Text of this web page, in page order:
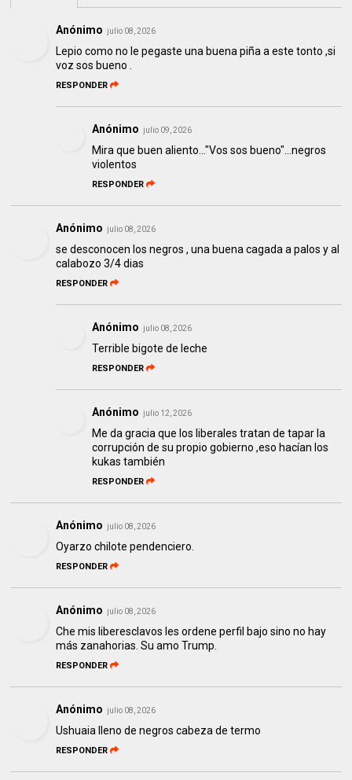
Anónimo julio 08, 2026
Lepio como no le pegaste una buena piña a este tonto ,si
voz sos bueno .
RESPONDER
Anónimo julio 09, 2026
Mira que buen aliento..."Vos sos bueno"...negros
violentos
RESPONDER
Anónimo julio 08, 2026
se desconocen los negros , una buena cagada a palos y al
calabozo 3/4 dias
RESPONDER
Anónimo julio 08, 2026
Terrible bigote de leche
RESPONDER
Anónimo julio 12, 2026
Me da gracia que los liberales tratan de tapar la
corrupción de su propio gobierno ,eso hacían los
kukas también
RESPONDER
Anónimo julio 08, 2026
Oyarzo chilote pendenciero.
RESPONDER
Anónimo julio 08, 2026
Che mis liberesclavos les ordene perfil bajo sino no hay
más zanahorias. Su amo Trump.
RESPONDER
Anónimo julio 08, 2026
Ushuaia lleno de negros cabeza de termo
RESPONDER